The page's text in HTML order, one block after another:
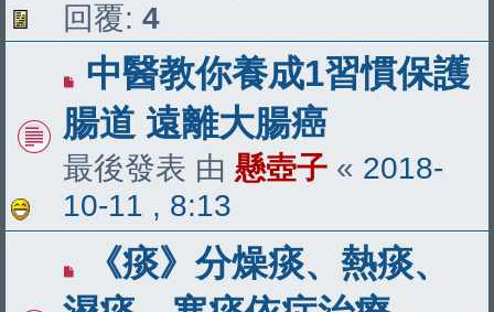
回覆: 4
中醫教你養成1習慣保護
腸道 遠離大腸癌
最後發表 由 懸壺子 « 2018-
10-11 , 8:13
《痰》分燥痰、熱痰、